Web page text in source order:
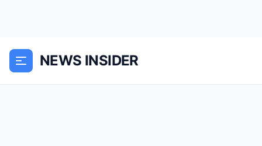
NEWS INSIDER